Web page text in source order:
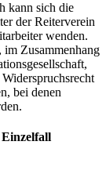
kann sich die
der Reiterverein
wenden.
im Zusammenhang
bei denen